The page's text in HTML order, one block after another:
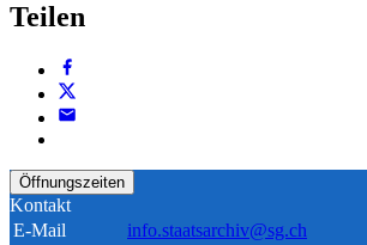
Teilen
Öffnungszeiten
Kontakt
E-Mail
info.staatsarchiv@sg.ch